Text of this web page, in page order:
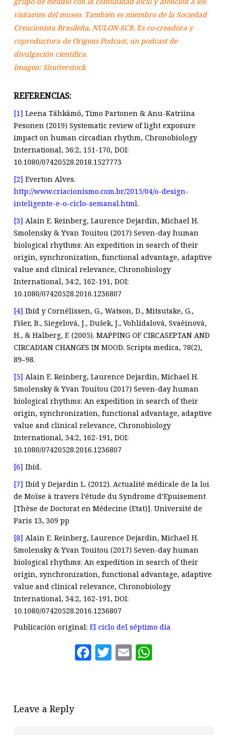
visitantes del museo. También es miembro de la Sociedad
Creacionista Brasileña, NULON-SCB. Es co-creadora y
coproductora de Origens Podcast, un podcast de
divulgación científica.
Imagen: Shutterstock
REFERENCIAS:
[1] Leena Tähkämö, Timo Partonen & Anu-Katriina
Pesonen (2019) Systematic review of light exposure
impact on human circadian rhythm, Chronobiology
International, 36:2, 151-170, DOI:
10.1080/07420528.2018.1527773
[2] Everton Alves.
http://www.criacionismo.com.br/2015/04/o-design-
inteligente-e-o-ciclo-semanal.html.
[3] Alain E. Reinberg, Laurence Dejardin, Michael H.
Smolensky & Yvan Touitou (2017) Seven-day human
biological rhythms: An expedition in search of their
origin, synchronization, functional advantage, adaptive
value and clinical relevance, Chronobiology
International, 34:2, 162-191, DOI:
10.1080/07420528.2016.1236807
[4] Ibíd y Cornélissen, G., Watson, D., Mitsutake, G.,
Fišer, B., Siegelová, J., Dušek, J., Vohlídalová, Svaèinová,
H., & Halberg, F. (2005). MAPPING OF CIRCASEPTAN AND
CIRCADIAN CHANGES IN MOOD. Scripta medica, 78(2),
89–98.
[5] Alain E. Reinberg, Laurence Dejardin, Michael H.
Smolensky & Yvan Touitou (2017) Seven-day human
biological rhythms: An expedition in search of their
origin, synchronization, functional advantage, adaptive
value and clinical relevance, Chronobiology
International, 34:2, 162-191, DOI:
10.1080/07420528.2016.1236807
[6] Ibíd.
[7] Ibíd y Dejardin L. (2012). Actualité médicale de la loi
de Moïse à travers l’étude du Syndrome d’Epuisement
[Thèse de Doctorat en Médecine (Etat)]. Université de
Paris 13, 309 pp
[8] Alain E. Reinberg, Laurence Dejardin, Michael H.
Smolensky & Yvan Touitou (2017) Seven-day human
biological rhythms: An expedition in search of their
origin, synchronization, functional advantage, adaptive
value and clinical relevance, Chronobiology
International, 34:2, 162-191, DOI:
10.1080/07420528.2016.1236807
Publicación original: El ciclo del séptimo día
Facebook
Twitter
Email
Leave a Reply